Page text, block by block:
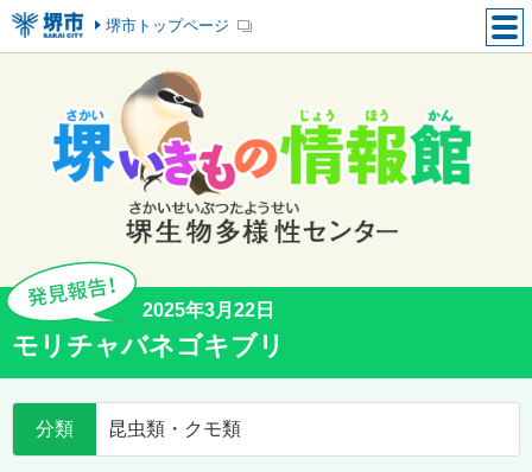
堺市トップページ
2025年3月22日
モリチャバネゴキブリ
分類 昆虫類・クモ類